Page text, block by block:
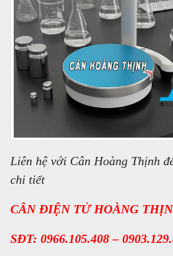
Liên hệ với Cân Hoàng Thịnh
chi tiết
CÂN ĐIỆN TỬ HOÀNG
SĐT: 0966.105.408 –